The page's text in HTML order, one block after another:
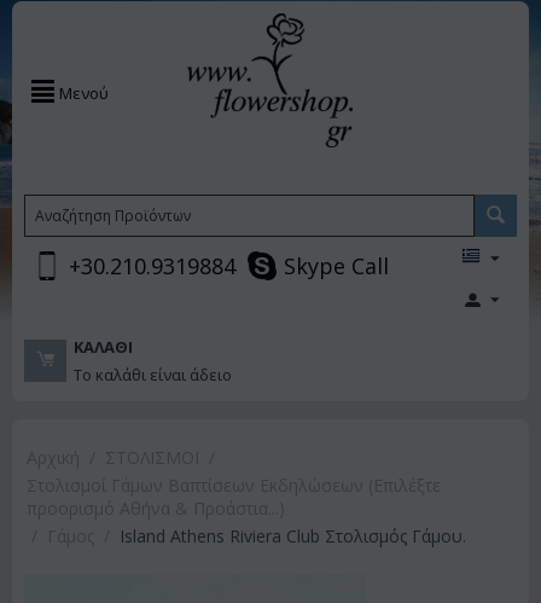
Μενού
+30.210.9319884 Skype Call
ΚΑΛΆΘΙ
Το καλάθι είναι άδειο
Island Athens Riviera Club Στολισμός Γάμου.